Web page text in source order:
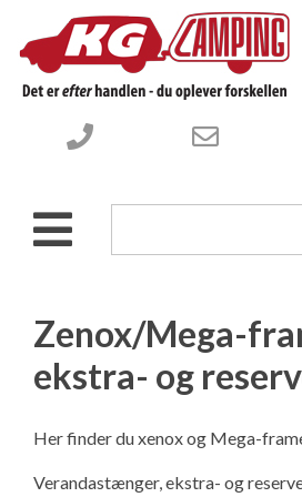
Nye Campingvogne
Brugte engros
-----------------------------------
Autocampere og Vans
Brugte Autocampere og
Engros Autocampere og
Værksted
Værksted – Velkommen til
Om os
Zenox/Mega-
ekstra- og
Her finder du xenox og Mega-
Verandastænger, ekstra- og